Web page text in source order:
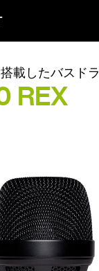
載したバスド
REX